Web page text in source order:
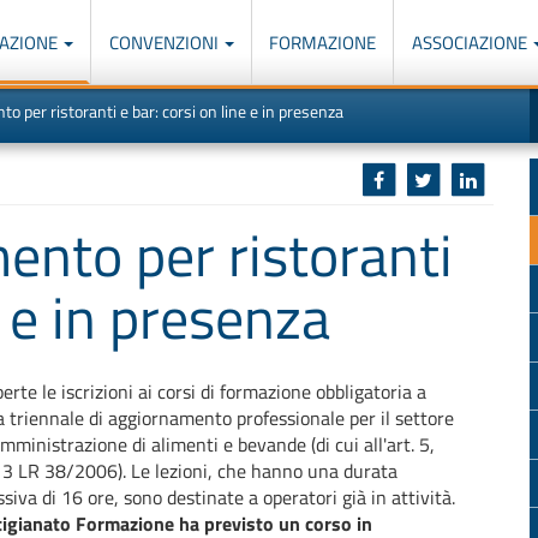
CONVENZIONI FORMAZIONE ASSOCIAZIONE
per ristoranti e bar: corsi on line e in presenza
per ristoranti
in presenza
le iscrizioni ai corsi di formazione obbligatoria a
triennale di aggiornamento professionale per il settore
di alimenti e bevande (di cui all'art. 5,
LR 38/2006). Le lezioni, che hanno una durata
di 16 ore, sono destinate a operatori già in attività.
Formazione ha previsto un corso in